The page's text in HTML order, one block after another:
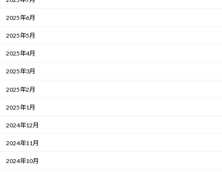
2025年6月
2025年5月
2025年4月
2025年3月
2025年2月
2025年1月
2024年12月
2024年11月
2024年10月